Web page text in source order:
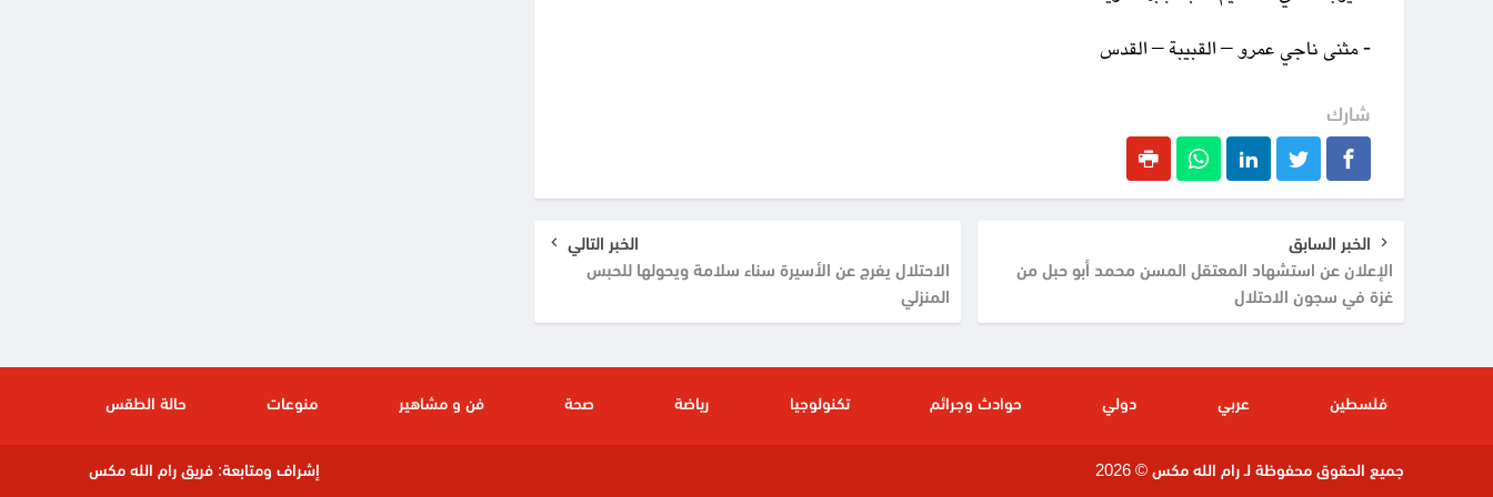
- مثنى ناجي عمرو – القبيبة – القدس
شارك
الخبر السابق
الإعلان عن استشهاد المعتقل المسن محمد أبو حبل من
غزة في سجون الاحتلال
الخبر التالي
الاحتلال يفرج عن الأسيرة سناء سلامة ويحولها للحبس
المنزلي
فلسطين عربي دولي حوادث وجرائم تكنولوجيا رياضة صحة فن و مشاهير منوعات حالة الطقس
جميع الحقوق محفوظة لـ رام الله مكس © 2026 إشراف ومتابعة:فريق رام الله مكس